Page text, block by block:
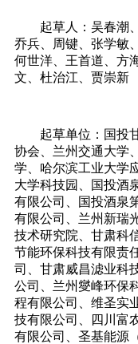
起草人：吴春潮、
乔兵、周键、张学敏
何世洋、王首道、方
文、杜治江、贾崇新
起草单位：国投甘
协会、兰州交通大学
学、哈尔滨工业大学
大学科技园、国投酒
有限公司、国投酒泉
有限公司、兰州新瑞
技术研究院、甘肃科
节能环保科技有限责
司、甘肃威昌滤业科
公司、兰州燮峰环保
程有限公司、维圣实
技有限公司、四川富
有限公司、圣基能源